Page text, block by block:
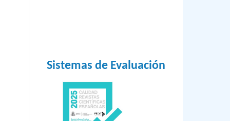
Sistemas de Evaluación